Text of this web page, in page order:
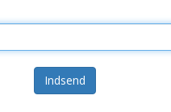
Indsend